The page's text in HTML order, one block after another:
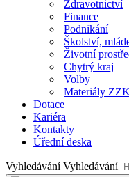
Zdravotnictví
Finance
Podnikání
Školství,
Životní
Chytrý kraj
Volby
Materiály ZZK
Dotace
Kariéra
Kontakty
Úřední deska
Vyhledávání Vyhledávání